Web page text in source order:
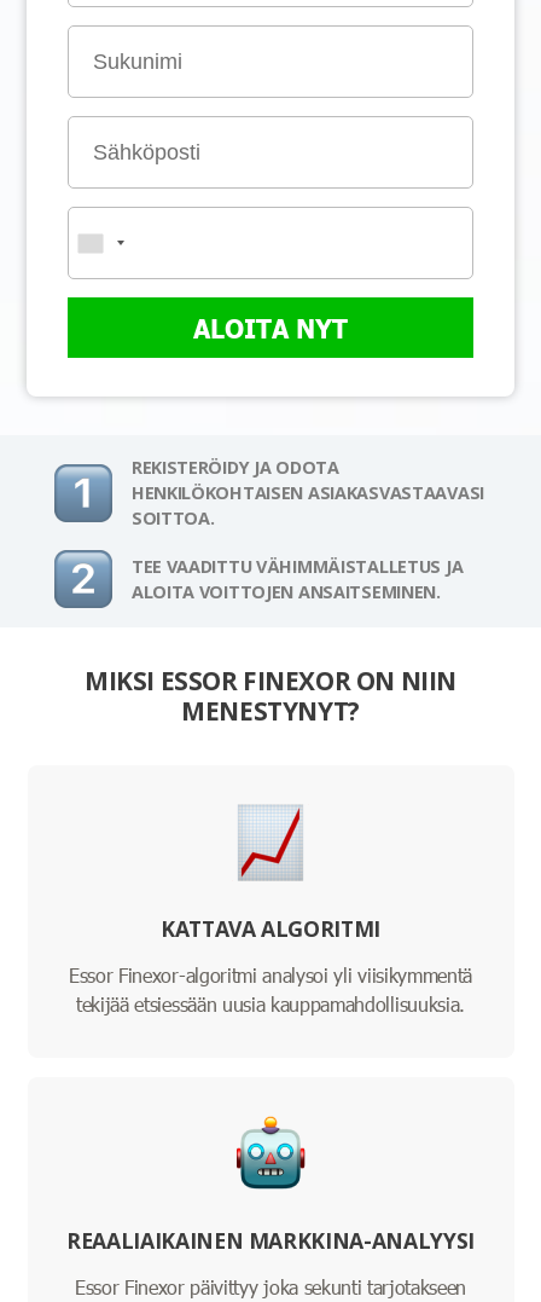
ALOITA NYT
REKISTERÖIDY JA ODOTA
HENKILÖKOHTAISEN ASIAKASVASTAAVASI
SOITTOA.
TEE VAADITTU VÄHIMMÄISTALLETUS JA
ALOITA VOITTOJEN ANSAITSEMINEN.
MIKSI ESSOR FINEXOR ON NIIN
MENESTYNYT?
KATTAVA ALGORITMI
Essor Finexor-algoritmi analysoi yli viisikymmentä
tekijää etsiessään uusia kauppamahdollisuuksia.
REAALIAIKAINEN MARKKINA-ANALYYSI
Essor Finexor päivittyy joka sekunti tarjotakseen